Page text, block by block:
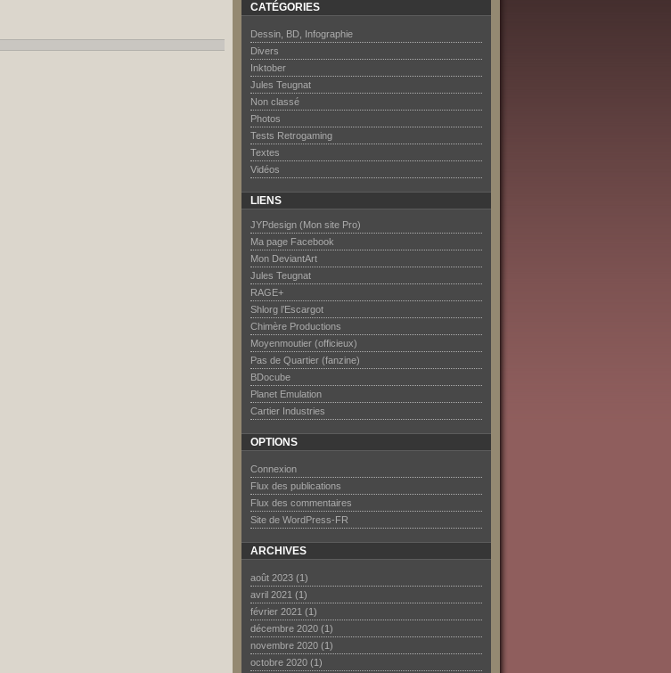
CATÉGORIES
Dessin, BD, Infographie
Divers
Inktober
Jules Teugnat
Non classé
Photos
Tests Retrogaming
Textes
Vidéos
LIENS
JYPdesign (Mon site Pro)
Ma page Facebook
Mon DeviantArt
Jules Teugnat
RAGE+
Shlorg l’Escargot
Chimère Productions
Moyenmoutier (officieux)
Pas de Quartier (fanzine)
BDocube
Planet Emulation
Cartier Industries
OPTIONS
Connexion
Flux des publications
Flux des commentaires
Site de WordPress-FR
ARCHIVES
août 2023 (1)
avril 2021 (1)
février 2021 (1)
décembre 2020 (1)
novembre 2020 (1)
octobre 2020 (1)